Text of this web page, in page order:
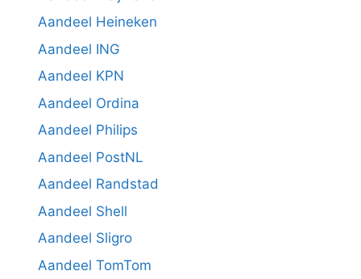
Aandeel Heineken
Aandeel ING
Aandeel KPN
Aandeel Ordina
Aandeel Philips
Aandeel PostNL
Aandeel Randstad
Aandeel Shell
Aandeel Sligro
Aandeel TomTom